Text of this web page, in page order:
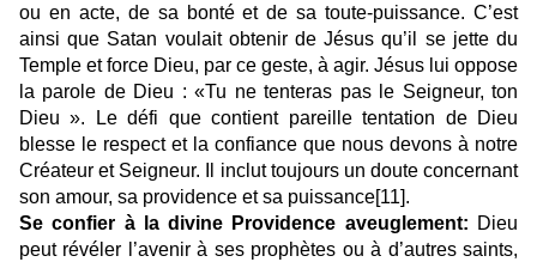
ou en acte, de sa bonté et de sa toute-puissance. C’est
ainsi que Satan voulait obtenir de Jésus qu’il se jette du
Temple et force Dieu, par ce geste, à agir. Jésus lui oppose
la parole de Dieu : «Tu ne tenteras pas le Seigneur, ton
Dieu ». Le défi que contient pareille tentation de Dieu
blesse le respect et la confiance que nous devons à notre
Créateur et Seigneur. Il inclut toujours un doute concernant
son amour, sa providence et sa puissance[11].
Se confier à la divine Providence aveuglement: Dieu
peut révéler l’avenir à ses prophètes ou à d’autres saints,